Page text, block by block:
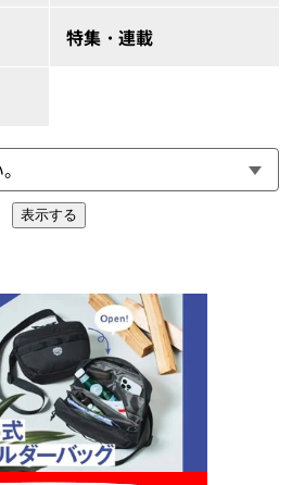
特集・連載
表示する